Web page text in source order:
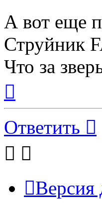
А вот еще
Струйник
Что за
началу
Ответить
Версия